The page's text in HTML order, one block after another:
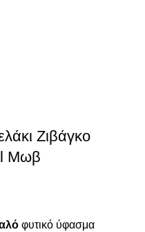
Ζιβάγκο
Μωβ
φυτικό ύφασμα